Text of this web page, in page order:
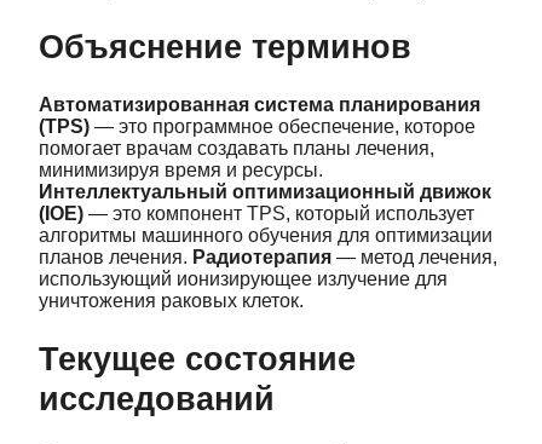
Объяснение терминов
Автоматизированная система планирования
(TPS) — это программное обеспечение, которое
помогает врачам создавать планы лечения,
минимизируя время и ресурсы.
Интеллектуальный оптимизационный движок
(IOE) — это компонент TPS, который использует
алгоритмы машинного обучения для оптимизации
планов лечения. Радиотерапия — метод лечения,
использующий ионизирующее излучение для
уничтожения раковых клеток.
Текущее состояние
исследований